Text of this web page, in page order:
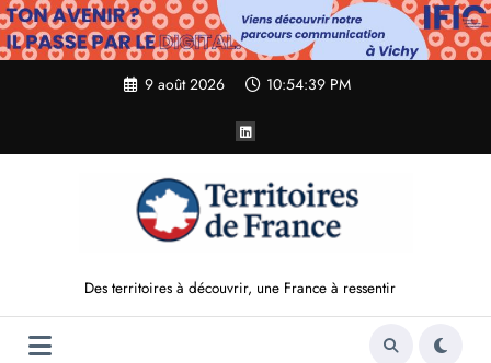
Aller
au
contenu
9 août 2026 10:54:41 PM
Des territoires à découvrir, une France à ressentir